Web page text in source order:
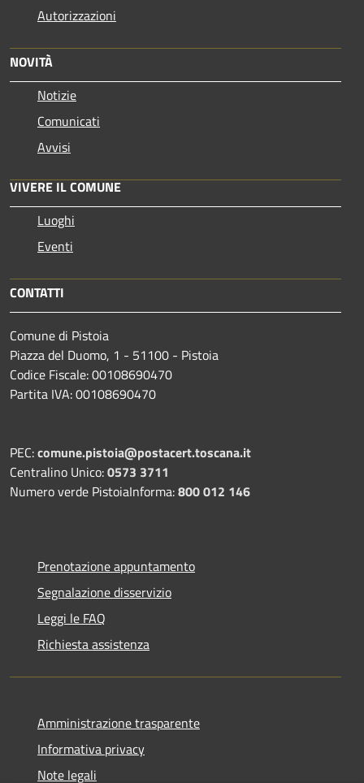
Autorizzazioni
NOVITÀ
Notizie
Comunicati
Avvisi
VIVERE IL COMUNE
Luoghi
Eventi
CONTATTI
Comune di Pistoia
Piazza del Duomo, 1 - 51100 - Pistoia
Codice Fiscale: 00108690470
Partita IVA: 00108690470
PEC:comune.pistoia@postacert.toscana.it
Centralino Unico:0573 3711
Numero verde PistoiaInforma:800 012 146
Prenotazione appuntamento
Segnalazione disservizio
Leggi le FAQ
Richiesta assistenza
Amministrazione trasparente
Informativa privacy
Note legali